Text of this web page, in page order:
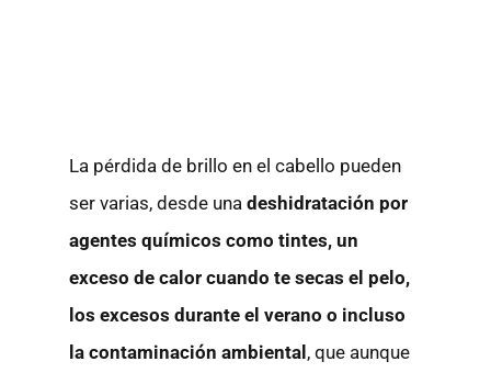
La pérdida de brillo en el cabello pueden
ser varias, desde unadeshidratación por
agentes químicos como tintes, un
exceso de calor cuando te secas el pelo,
los excesos durante el verano o incluso
la contaminación ambiental , que aunque